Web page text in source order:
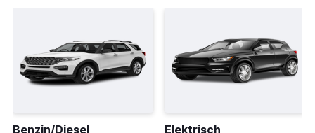
Benzin/Diesel
Elektrisch